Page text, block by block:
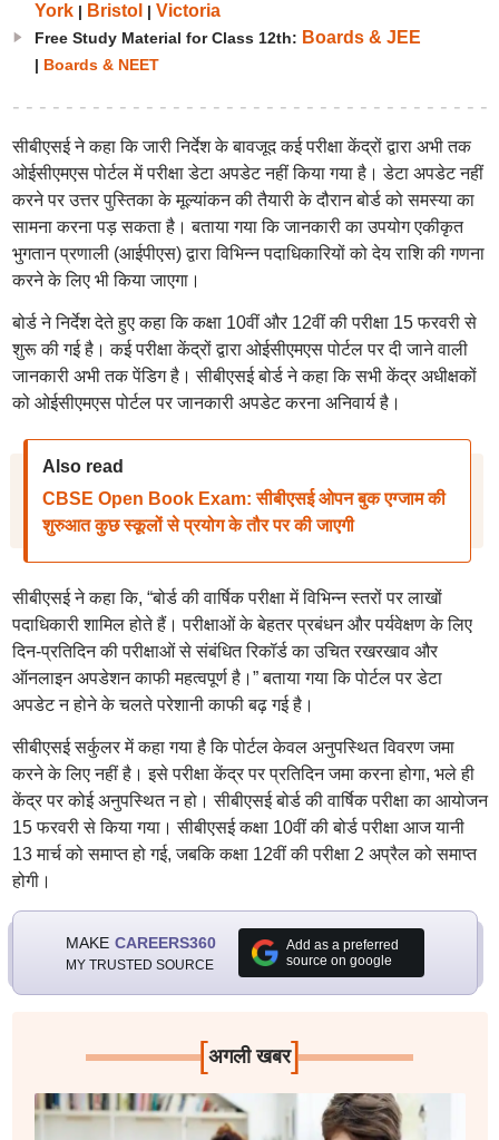
York| Bristol | Victoria
Free Study Material for Class 12th: Boards & JEE
| Boards & NEET
सीबीएसई ने कहा कि जारी निर्देश के बावजूद कई परीक्षा केंद्रों द्वारा अभी तक
ओईसीएमएस पोर्टल में परीक्षा डेटा अपडेट नहीं किया गया है। डेटा अपडेट नहीं
करने पर उत्तर पुस्तिका के मूल्यांकन की तैयारी के दौरान बोर्ड को समस्या का
सामना करना पड़ सकता है। बताया गया कि जानकारी का उपयोग एकीकृत
भुगतान प्रणाली (आईपीएस) द्वारा विभिन्न पदाधिकारियों को देय राशि की गणना
करने के लिए भी किया जाएगा।
बोर्ड ने निर्देश देते हुए कहा कि कक्षा 10वीं और 12वीं की परीक्षा 15 फरवरी से
शुरू की गई है। कई परीक्षा केंद्रों द्वारा ओईसीएमएस पोर्टल पर दी जाने वाली
जानकारी अभी तक पेंडिग है। सीबीएसई बोर्ड ने कहा कि सभी केंद्र अधीक्षकों
को ओईसीएमएस पोर्टल पर जानकारी अपडेट करना अनिवार्य है।
Also read
CBSE Open Book Exam: सीबीएसई ओपन बुक एग्जाम की
शुरुआत कुछ स्कूलों से प्रयोग के तौर पर की जाएगी
सीबीएसई ने कहा कि, “बोर्ड की वार्षिक परीक्षा में विभिन्न स्तरों पर लाखों
पदाधिकारी शामिल होते हैं। परीक्षाओं के बेहतर प्रबंधन और पर्यवेक्षण के लिए
दिन-प्रतिदिन की परीक्षाओं से संबंधित रिकॉर्ड का उचित रखरखाव और
ऑनलाइन अपडेशन काफी महत्वपूर्ण है।” बताया गया कि पोर्टल पर डेटा
अपडेट न होने के चलते परेशानी काफी बढ़ गई है।
सीबीएसई सर्कुलर में कहा गया है कि पोर्टल केवल अनुपस्थित विवरण जमा
करने के लिए नहीं है। इसे परीक्षा केंद्र पर प्रतिदिन जमा करना होगा, भले ही
केंद्र पर कोई अनुपस्थित न हो। सीबीएसई बोर्ड की वार्षिक परीक्षा का आयोजन
15 फरवरी से किया गया। सीबीएसई कक्षा 10वीं की बोर्ड परीक्षा आज यानी
13 मार्च को समाप्त हो गई, जबकि कक्षा 12वीं की परीक्षा 2 अप्रैल को समाप्त
होगी।
MAKE CAREERS360
MY TRUSTED SOURCE
Add as a preferred
source on google
[अगली खबर]